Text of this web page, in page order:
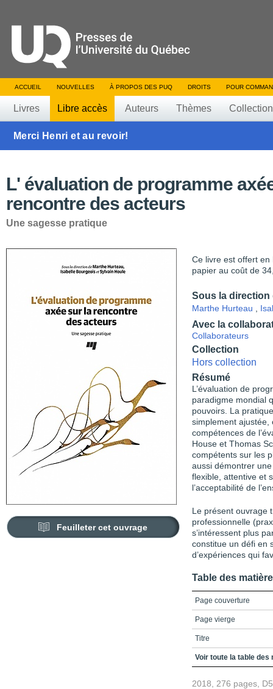
ACCUEIL NOUVELLES À PROPOS DES PUQ DROITS POUR
Livres Libre accès Auteurs Thèmes
Merci Henri et au revoir!
L' évaluation de programme
rencontre des acteurs
Une sagesse pratique
Feuilleter cet ouvrage
Ce livre est offert en
papier au coût de
Sous la direction
Marthe Hurteau
Avec la
Collaborateurs
Collection
Hors collection
Résumé
L’évaluation de
paradigme mondial
pouvoirs. La
simplement ajustée,
compétences de
House et Thomas
compétents sur les
aussi démontrer
flexible, attentive et
l’acceptabilité de
Le présent ouvrage
professionnelle
s’intéressent plus
constitue un défi en
d’expériences qui
Table des
Page couverture
Page vierge
Titre
Crédits
Voir toute la table des
2018, 276 pages,